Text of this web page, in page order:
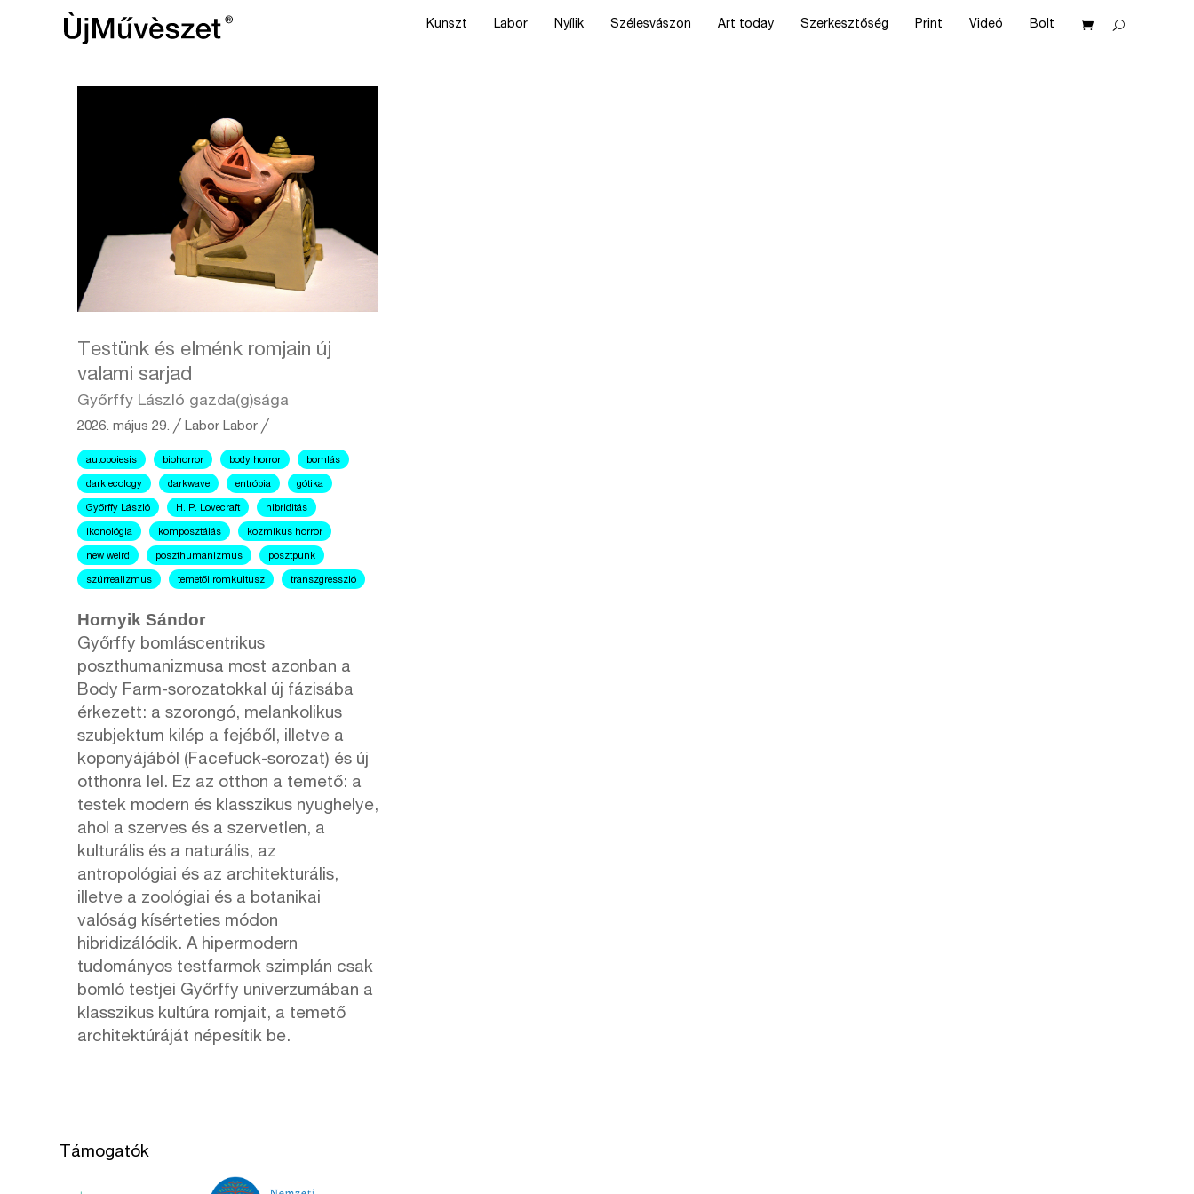
Kunszt Labor Nyílik Szélesvászon Art today Szerkesztőség Print Videó Bolt
Testünk és elménk romjain új
valami sarjad
Győrffy László gazda(g)sága
2026. május 29. ╱Labor Labor ╱
autopoiesis biohorror body horror bomlás
dark ecology darkwave entrópia gótika
Győrffy László H. P. Lovecraft hibriditás
ikonológia komposztálás kozmikus horror
new weird poszthumanizmus posztpunk
szürrealizmus temetői romkultusz transzgresszió
Hornyik Sándor
Győrffy bomláscentrikus
poszthumanizmusa most azonban a
Body Farm-sorozatokkal új fázisába
érkezett: a szorongó, melankolikus
szubjektum kilép a fejéből, illetve a
koponyájából (Facefuck-sorozat) és új
otthonra lel. Ez az otthon a temető: a
testek modern és klasszikus nyughelye,
ahol a szerves és a szervetlen, a
kulturális és a naturális, az
antropológiai és az architekturális,
illetve a zoológiai és a botanikai
valóság kísérteties módon
hibridizálódik. A hipermodern
tudományos testfarmok szimplán csak
bomló testjei Győrffy univerzumában a
klasszikus kultúra romjait, a temető
architektúráját népesítik be.
Támogatók